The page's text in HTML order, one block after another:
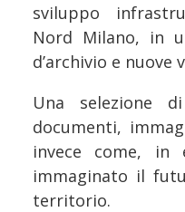
sviluppo
Nord Milano, in
d’archivio e
Una selezione
documenti,
invece come, in
immaginato il
territorio.